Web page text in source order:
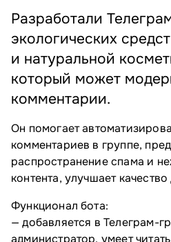
Разработали
экологических
и натуральной
который может
комментарии.
Он помогает
комментариев в группе,
распространение спама и
контента, улучшает
Функционал бота:
— добавляется в Телеграм-
администратор, умеет